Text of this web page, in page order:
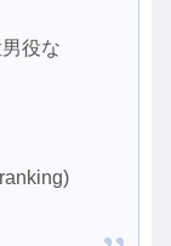
役な